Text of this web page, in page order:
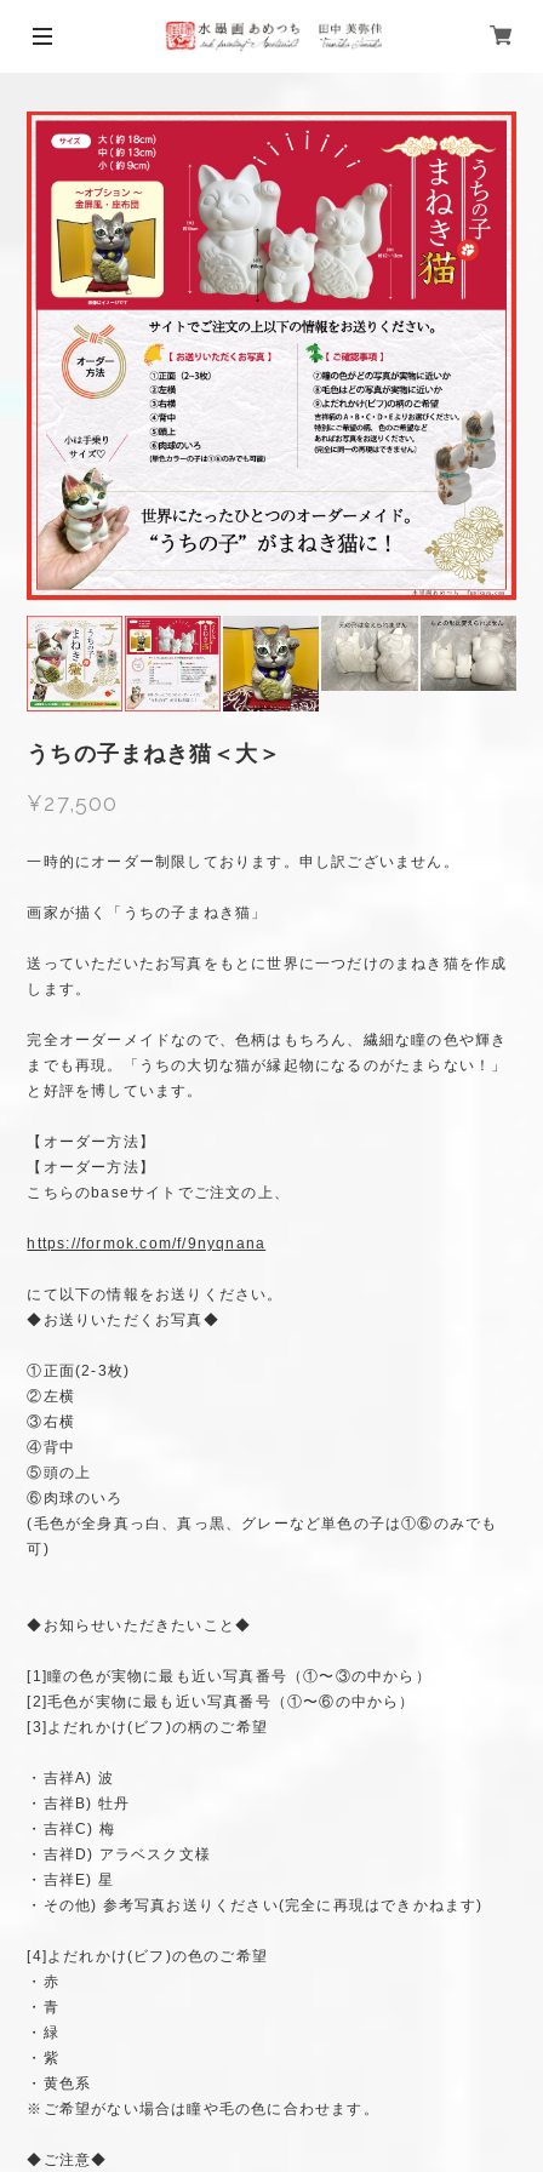
うちの子まねき猫＜大＞
¥27,500
一時的にオーダー制限しております。申し訳ございません。
画家が描く「うちの子まねき猫」
送っていただいたお写真をもとに世界に一つだけのまねき猫を作成
します。
完全オーダーメイドなので、色柄はもちろん、繊細な瞳の色や輝き
までも再現。「うちの大切な猫が縁起物になるのがたまらない！」
と好評を博しています。
【オーダー方法】
【オーダー方法】
こちらのbaseサイトでご注文の上、
https://formok.com/f/9nyqnana
にて以下の情報をお送りください。
◆お送りいただくお写真◆
①正面(2-3枚)
②左横
③右横
④背中
⑤頭の上
⑥肉球のいろ
(毛色が全身真っ白、真っ黒、グレーなど単色の子は①⑥のみでも
可)
◆お知らせいただきたいこと◆
[1]瞳の色が実物に最も近い写真番号（①〜③の中から）
[2]毛色が実物に最も近い写真番号（①〜⑥の中から）
[3]よだれかけ(ビフ)の柄のご希望
・吉祥A) 波
・吉祥B) 牡丹
・吉祥C) 梅
・吉祥D) アラベスク文様
・吉祥E) 星
・その他) 参考写真お送りください(完全に再現はできかねます)
[4]よだれかけ(ビフ)の色のご希望
・赤
・青
・緑
・紫
・黄色系
※ご希望がない場合は瞳や毛の色に合わせます。
◆ご注意◆